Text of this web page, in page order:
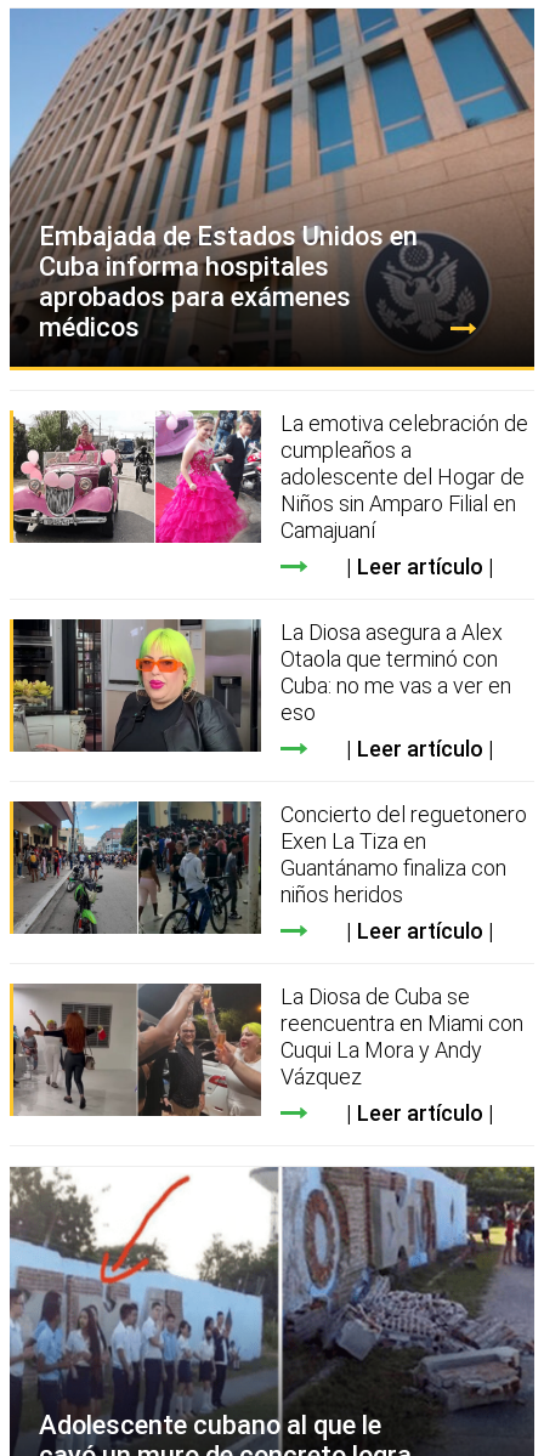
Embajada de Estados Unidos en
Cuba informa hospitales
aprobados para exámenes
médicos
La emotiva celebración de
cumpleaños a
adolescente del Hogar de
Niños sin Amparo Filial en
Camajuaní
Leer artículo
La Diosa asegura a Alex
Otaola que terminó con
Cuba: no me vas a ver en
eso
Leer artículo
Concierto del reguetonero
Exen La Tiza en
Guantánamo finaliza con
niños heridos
Leer artículo
La Diosa de Cuba se
reencuentra en Miami con
Cuqui La Mora y Andy
Vázquez
Leer artículo
Adolescente cubano al que le